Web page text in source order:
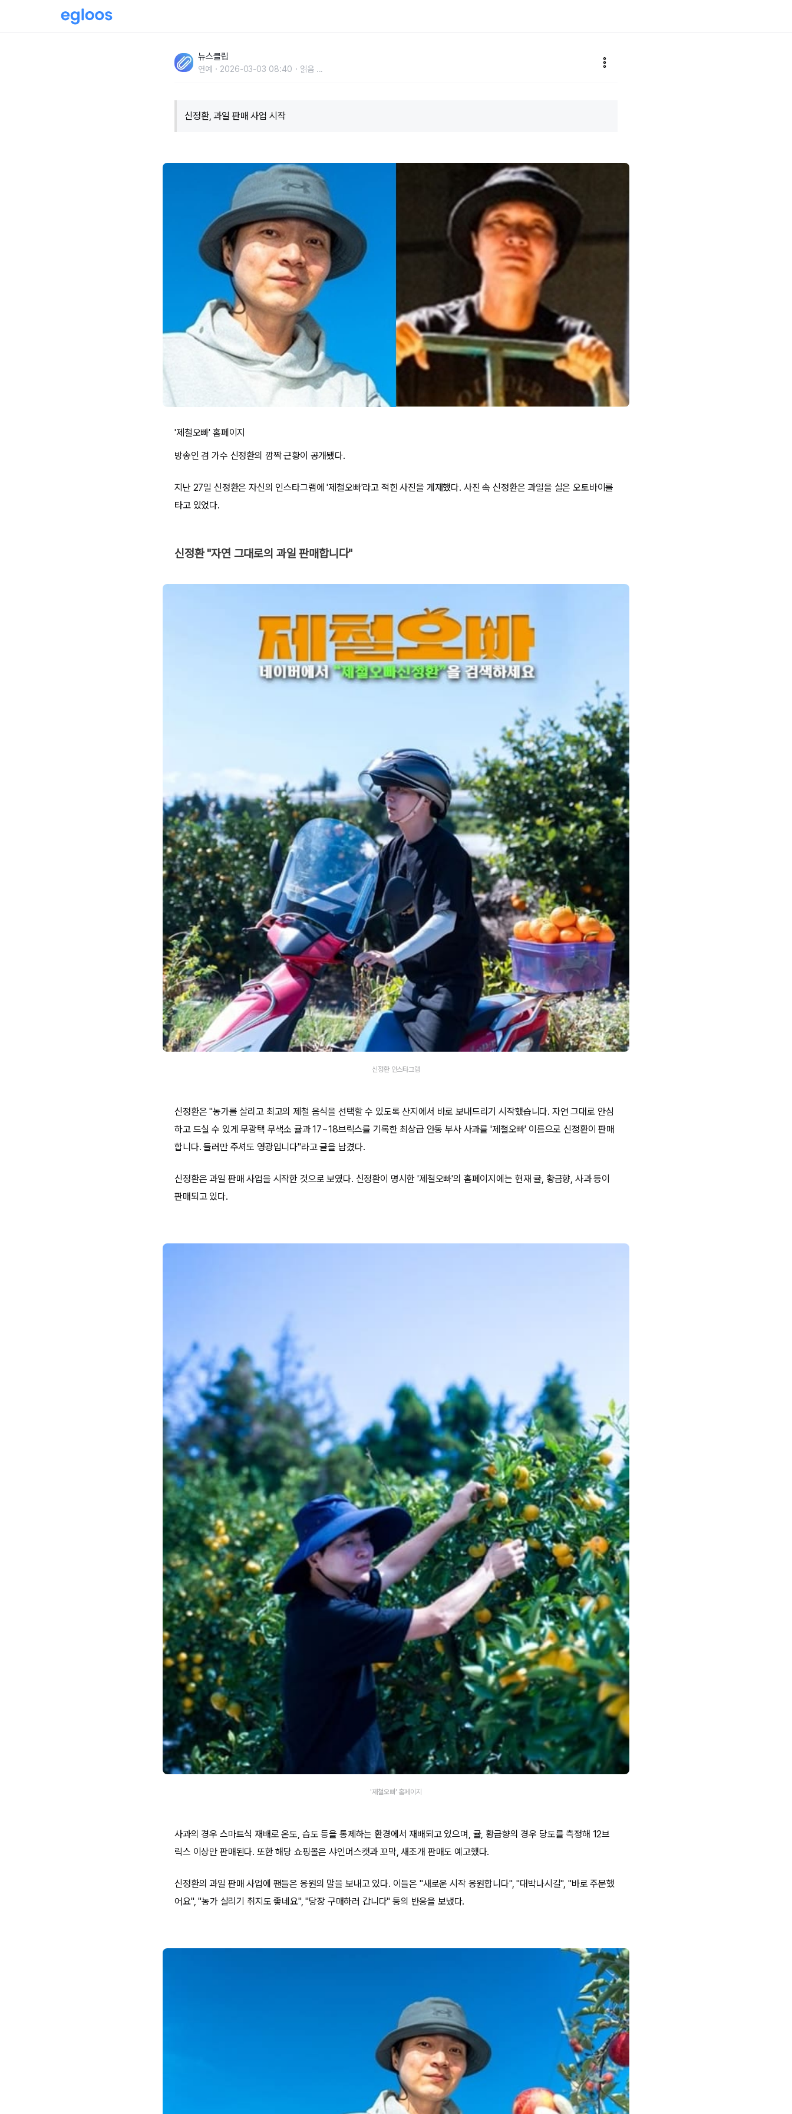
뉴스클립
연예 2026-03-03 08:40 읽음 ...
신정환, 과일 판매 사업 시작
'제철오빠' 홈페이지
방송인 겸 가수 신정환의 깜짝 근황이 공개됐다.
지난 27일 신정환은 자신의 인스타그램에 '제철오빠'라고 적힌 사진을 게재했다. 사진 속 신정환은 과일을 실은 오토바이를
타고 있었다.
신정환 "자연 그대로의 과일 판매합니다"
신정환 인스타그램
신정환은 "농가를 살리고 최고의 제철 음식을 선택할 수 있도록 산지에서 바로 보내드리기 시작했습니다. 자연 그대로 안심
하고 드실 수 있게 무광택 무색소 귤과 17~18브릭스를 기록한 최상급 안동 부사 사과를 '제철오빠' 이름으로 신정환이 판매
합니다. 들러만 주셔도 영광입니다"라고 글을 남겼다.
신정환은 과일 판매 사업을 시작한 것으로 보였다. 신정환이 명시한 '제철오빠'의 홈페이지에는 현재 귤, 황금향, 사과 등이
판매되고 있다.
'제철오빠' 홈페이지
사과의 경우 스마트식 재배로 온도, 습도 등을 통제하는 환경에서 재배되고 있으며, 귤, 황금향의 경우 당도를 측정해 12브
릭스 이상만 판매된다. 또한 해당 쇼핑몰은 샤인머스캣과 꼬막, 새조개 판매도 예고했다.
신정환의 과일 판매 사업에 팬들은 응원의 말을 보내고 있다. 이들은 "새로운 시작 응원합니다", "대박나시길", "바로 주문했
어요", "농가 살리기 취지도 좋네요", "당장 구매하러 갑니다" 등의 반응을 보냈다.